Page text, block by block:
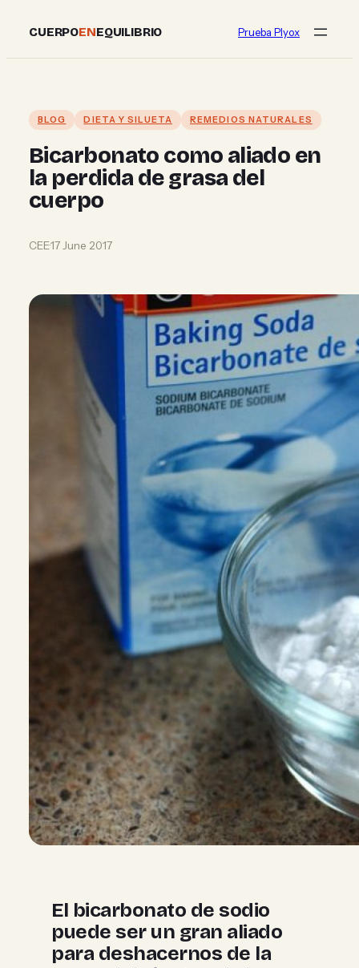
content
CUERPOENEQUILIBRIO Prueba Plyox
BLOG DIETA Y SILUETA REMEDIOS NATURALES
Bicarbonato como aliado en
la perdida de grasa del
cuerpo
CEE·17 June 2017
El bicarbonato de sodio
puede ser un gran aliado
para deshacernos de la